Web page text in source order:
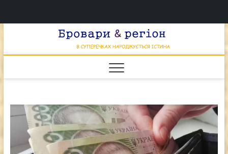
НАРОДЖУЄТЬСЯ